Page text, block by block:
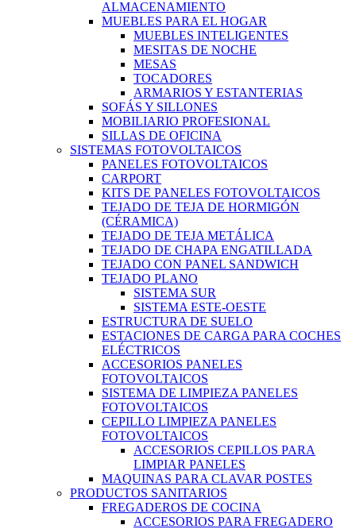
ALMACENAMIENTO
MUEBLES PARA EL HOGAR
MUEBLES INTELIGENTES
MESITAS DE NOCHE
MESAS
TOCADORES
ARMARIOS Y ESTANTERIAS
SOFÁS Y SILLONES
MOBILIARIO PROFESIONAL
SILLAS DE OFICINA
SISTEMAS FOTOVOLTAICOS
PANELES FOTOVOLTAICOS
CARPORT
KITS DE PANELES FOTOVOLTAICOS
TEJADO DE TEJA DE HORMIGÓN
(CÉRAMICA)
TEJADO DE TEJA METÁLICA
TEJADO DE CHAPA ENGATILLADA
TEJADO CON PANEL SANDWICH
TEJADO PLANO
SISTEMA SUR
SISTEMA ESTE-OESTE
ESTRUCTURA DE SUELO
ESTACIONES DE CARGA PARA COCHES
ELÉCTRICOS
ACCESORIOS PANELES
FOTOVOLTAICOS
SISTEMA DE LIMPIEZA PANELES
FOTOVOLTAICOS
CEPILLO LIMPIEZA PANELES
FOTOVOLTAICOS
ACCESORIOS CEPILLOS PARA
LIMPIAR PANELES
MAQUINAS PARA CLAVAR POSTES
PRODUCTOS SANITARIOS
FREGADEROS DE COCINA
ACCESORIOS PARA FREGADERO